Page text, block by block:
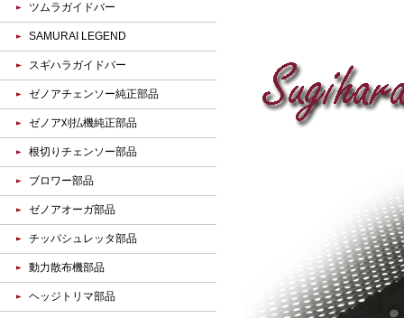
ツムラガイドバー
SAMURAI LEGEND
スギハラガイドバー
ゼノアチェンソー純正部品
ゼノア刈払機純正部品
根切りチェンソー部品
ブロワー部品
ゼノアオーガ部品
チッパシュレッタ部品
動力散布機部品
ヘッジトリマ部品